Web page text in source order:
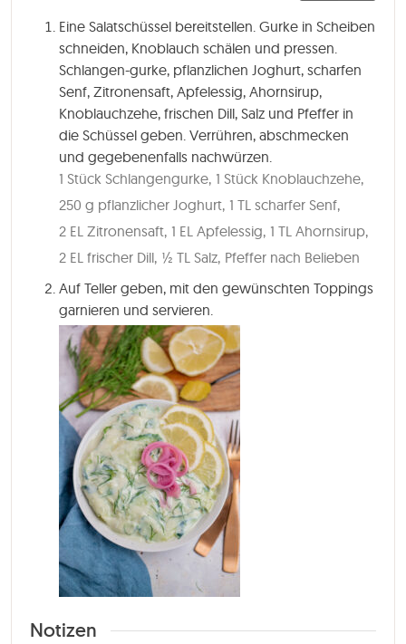
Eine Salatschüssel bereitstellen. Gurke in Scheiben
schneiden, Knoblauch schälen und pressen.
Schlangen-gurke, pflanzlichen Joghurt, scharfen
Senf, Zitronensaft, Apfelessig, Ahornsirup,
Knoblauchzehe, frischen Dill, Salz und Pfeffer in
die Schüssel geben. Verrühren, abschmecken
und gegebenenfalls nachwürzen.
1 Stück Schlangengurke, 1 Stück Knoblauchzehe,
250 g pflanzlicher Joghurt, 1 TL scharfer Senf,
2 EL Zitronensaft, 1 EL Apfelessig, 1 TL Ahornsirup,
2 EL frischer Dill, ½ TL Salz, Pfeffer nach Belieben
Auf Teller geben, mit den gewünschten Toppings
garnieren und servieren.
Notizen